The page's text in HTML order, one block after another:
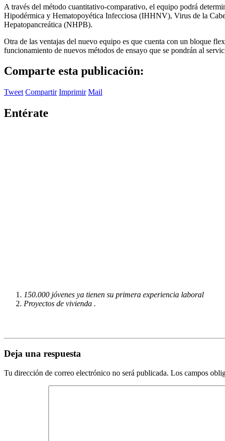
A través del método cuantitativo-comparativo, el equipo podrá
Hipodérmica y Hematopoyética Infecciosa (IHHNV), Virus de la
Hepatopancreática (NHPB).
Otra de las ventajas del nuevo equipo es que cuenta con un bloque
funcionamiento de nuevos métodos de ensayo que se pondrán al
Comparte esta publicación:
Tweet Compartir Imprimir Mail
Entérate
150.000 jóvenes ya tienen su primera experiencia laboral
Proyectos de vivienda .
Deja una respuesta
Tu dirección de correo electrónico no será publicada. Los campos